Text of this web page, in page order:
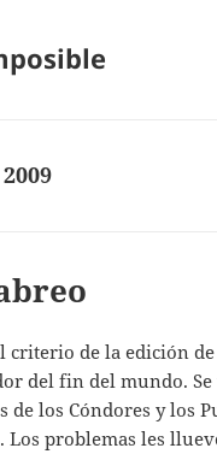
criterio de la edición
del fin del mundo. Se
de los Cóndores y los
Los problemas les